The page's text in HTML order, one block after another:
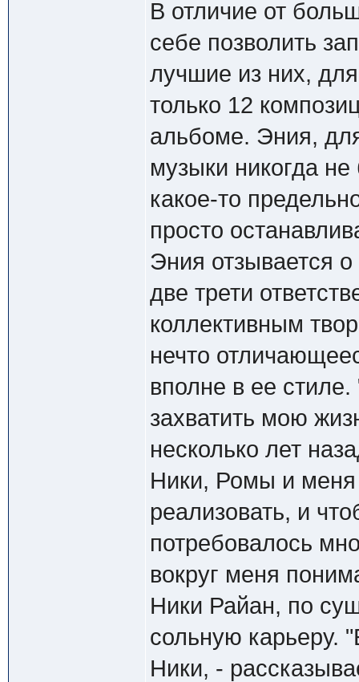
В отличие от
себе позволить
лучшие из них,
только 12
альбоме. Эния,
музыки никогда
какое-то
просто
Эния отзывается
две трети
коллективным
нечто
вполне в ее
захватить мою
несколько лет
Ники, Ромы и
реализовать, и
потребовалось
вокруг меня
Ники Райан, по
сольную карьеру.
Ники, -